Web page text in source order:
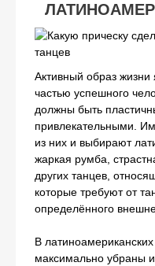
Активный образ
частью успешного
должны быть
привлекательными.
из них и выбирают
жаркая румба,
других танцев,
которые требуют от
определённого
В
максимально убраны